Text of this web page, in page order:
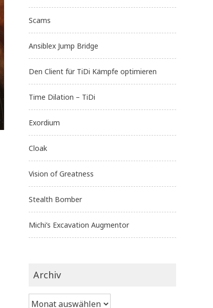
Scams
Ansiblex Jump Bridge
Den Client für TiDi Kämpfe optimieren
Time Dilation – TiDi
Exordium
Cloak
Vision of Greatness
Stealth Bomber
Michi’s Excavation Augmentor
Archiv
Archiv